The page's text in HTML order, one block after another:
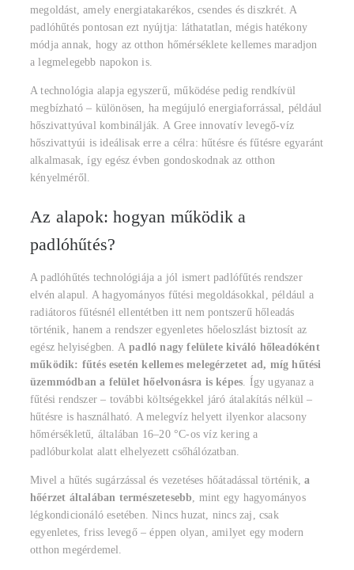
megoldást, amely energiatakarékos, csendes és diszkrét. A
padlóhűtés pontosan ezt nyújtja: láthatatlan, mégis hatékony
módja annak, hogy az otthon hőmérséklete kellemes maradjon
a legmelegebb napokon is.
A technológia alapja egyszerű, működése pedig rendkívül
megbízható – különösen, ha megújuló energiaforrással, például
hőszivattyúval kombinálják. A Gree innovatív levegő-víz
hőszivattyúi is ideálisak erre a célra: hűtésre és fűtésre egyaránt
alkalmasak, így egész évben gondoskodnak az otthon
kényelméről.
Az alapok: hogyan működik a
padlóhűtés?
A padlóhűtés technológiája a jól ismert padlófűtés rendszer
elvén alapul. A hagyományos fűtési megoldásokkal, például a
radiátoros fűtésnél ellentétben itt nem pontszerű hőleadás
történik, hanem a rendszer egyenletes hőeloszlást biztosít az
egész helyiségben. A padló nagy felülete kiváló hőleadóként
működik: fűtés esetén kellemes melegérzetet ad, míg hűtési
üzemmódban a felület hőelvonásra is képes. Így ugyanaz a
fűtési rendszer – további költségekkel járó átalakítás nélkül –
hűtésre is használható. A melegvíz helyett ilyenkor alacsony
hőmérsékletű, általában 16–20 °C-os víz kering a
padlóburkolat alatt elhelyezett csőhálózatban.
Mivel a hűtés sugárzással és vezetéses hőátadással történik,a
hőérzet általában természetesebb, mint egy hagyományos
légkondicionáló esetében. Nincs huzat, nincs zaj, csak
egyenletes, friss levegő – éppen olyan, amilyet egy modern
otthon megérdemel.